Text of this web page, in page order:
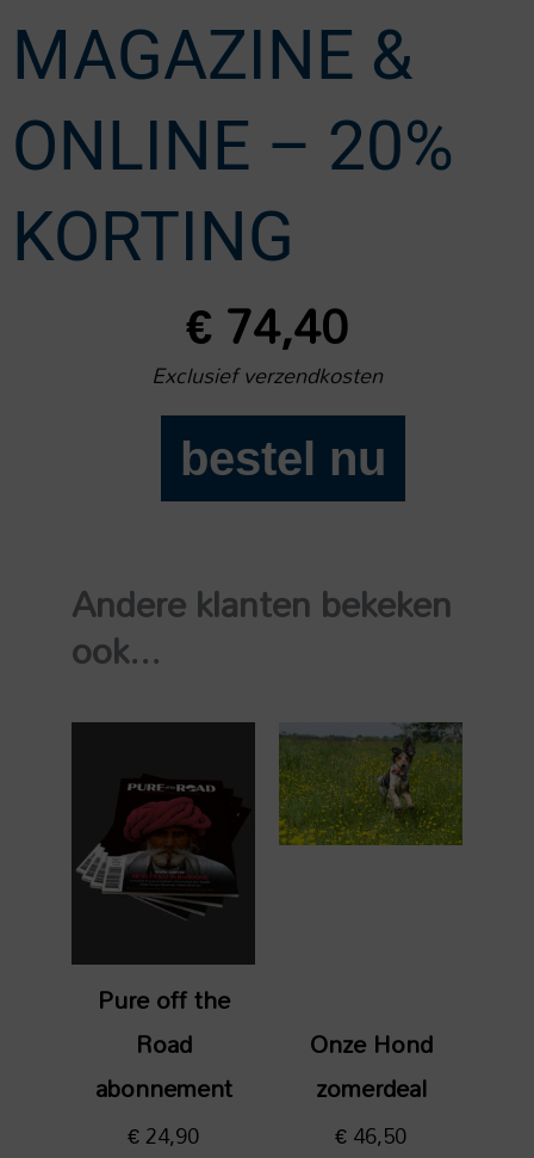
MAGAZINE &
ONLINE – 20%
KORTING
€74,40
Exclusief verzendkosten
Onze
Hond
-
bestel nu
Andere klanten bekeken
ook...
Pure off the
Road
abonnement
€24,90
Onze Hond
zomerdeal
€46,50